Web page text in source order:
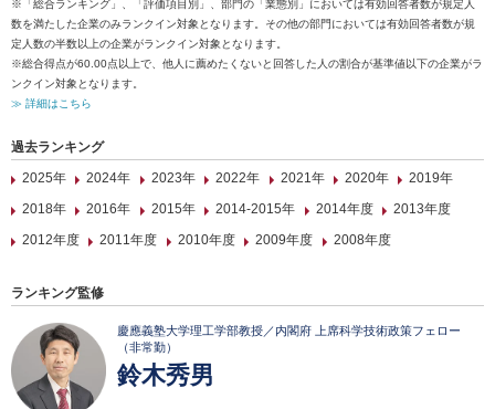
※「総合ランキング」、「評価項目別」、部門の「業態別」においては有効回答者数が規定人
数を満たした企業のみランクイン対象となります。その他の部門においては有効回答者数が規
定人数の半数以上の企業がランクイン対象となります。
※総合得点が60.00点以上で、他人に薦めたくないと回答した人の割合が基準値以下の企業がラ
ンクイン対象となります。
≫ 詳細はこちら
過去ランキング
2025年
2024年 2023年 2022年 2021年 2020年
2019年
2018年
2016年 2015年 2014-2015年 2014年度
2013年度
2012年度
2011年度 2010年度 2009年度 2008年度
ランキング監修
慶應義塾大学理工学部教授／内閣府 上席科学技術政策フェロー
（非常勤）
鈴木秀男